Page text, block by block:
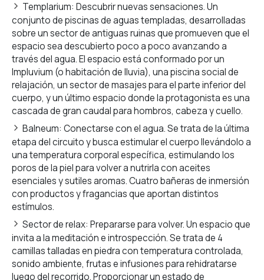
Templarium: Descubrir nuevas sensaciones. Un
conjunto de piscinas de aguas templadas, desarrolladas
sobre un sector de antiguas ruinas que promueven que el
espacio sea descubierto poco a poco avanzando a
través del agua. El espacio está conformado por un
Impluvium (o habitación de lluvia), una piscina social de
relajación, un sector de masajes para el parte inferior del
cuerpo, y un último espacio donde la protagonista es una
cascada de gran caudal para hombros, cabeza y cuello.
Balneum: Conectarse con el agua. Se trata de la última
etapa del circuito y busca estimular el cuerpo llevándolo a
una temperatura corporal específica, estimulando los
poros de la piel para volver a nutrirla con aceites
esenciales y sutiles aromas. Cuatro bañeras de inmersión
con productos y fragancias que aportan distintos
estímulos.
Sector de relax: Prepararse para volver. Un espacio que
invita a la meditación e introspección. Se trata de 4
camillas talladas en piedra con temperatura controlada,
sonido ambiente, frutas e infusiones para rehidratarse
luego del recorrido. Proporcionar un estado de